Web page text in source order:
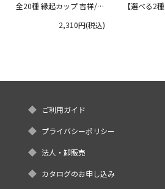
全20種 縁起カップ 吉祥/青
2,310円(税込)
【選べる2
ご利用ガイド
プライバシーポリシー
法人・卸販売
カタログのお申し込み